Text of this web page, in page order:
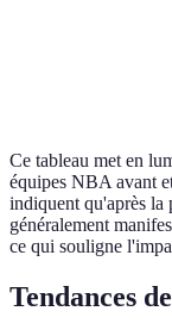
Ce tableau met en
équipes NBA avant
indiquent qu'après la
généralement
ce qui souligne
Tendances